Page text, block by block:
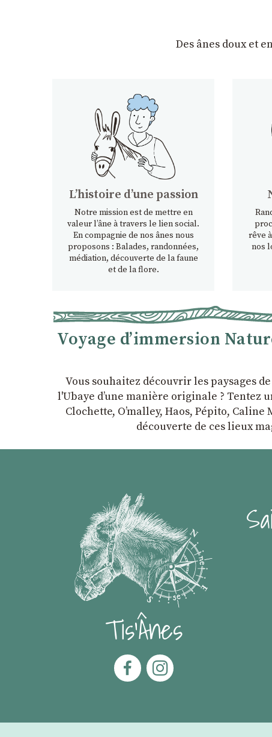
Des ânes doux et
Lʼhistoire dʼune passion
Notre mission est de mettre en
valeur l’âne à travers le lien social.
En compagnie de nos ânes nous
proposons : Balades, randonnées,
médiation, découverte de la faune
et de la flore.
rêve
nos
Voyage d’immersion
Vous souhaitez découvrir les paysages
l'Ubaye dʼune manière originale ? Tentez
Clochette, Oʼmalley, Haos, Pépito,
découverte de ces lieux
Tis'Ânes